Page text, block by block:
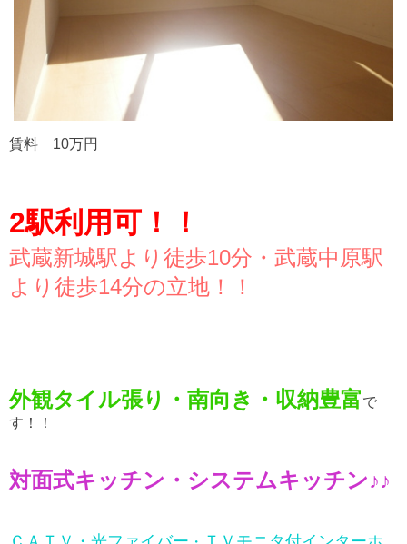
賃料 10万円
2駅利用可！！
武蔵新城駅より徒歩10分・ 武蔵中原駅
より徒歩14分の立地！！
外観タイル張り・南向き・収納豊富で
す！！
対面式キッチン・システムキッチン♪♪